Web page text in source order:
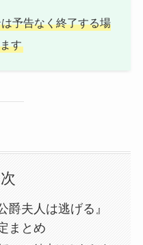
予告なく終了する場
す
爵夫人は逃げる』
まとめ